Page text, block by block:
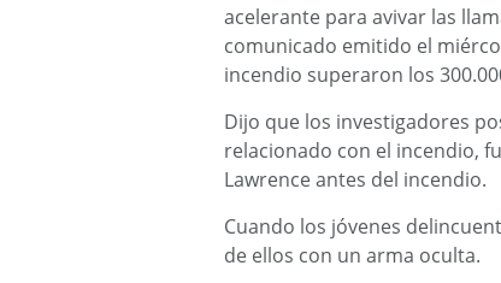
acelerante para avivar las
comunicado emitido el
incendio superaron los
Dijo que los investigadores
relacionado con el incendio,
Lawrence antes del incendio.
Cuando los jóvenes
de ellos con un arma oculta.